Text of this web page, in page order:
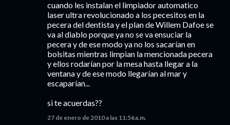
cuando les instalan el limpiador automatico
laser ultra revolucionado a los pecesitos en la
pecera del dentista y el plan de Willem Dafoe se
va al diablo porque ya no se va ensuciar la
pecera y de ese modo ya no los sacarían en
bolsitas mientras limpian la mencionada pecera
y ellos rodarían por la mesa hasta llegar a la
ventana y de ese modo llegarían al mar y
escaparían...
si te acuerdas??
27 de enero de 2010 a las 11:56 a.m.